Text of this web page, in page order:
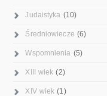
Judaistyka (10)
Średniowiecze (6)
Wspomnienia (5)
XIII wiek (2)
XIV wiek (1)